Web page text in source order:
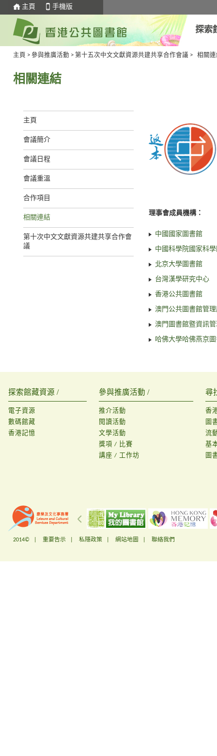
主頁 手機版
探索
主頁 > 參與推廣活動 > 第十五次中文文獻資源共建共享合作會議 > 相關連
相關連結
主頁
會議簡介
會議日程
會議重溫
合作項目
相關連結
第十次中文文獻資源共建共享合作會
議
理事會成員機構：
中國國家圖書館
中國科學院國家科
北京大學圖書館
台灣漢學研究中心
香港公共圖書館
澳門公共圖書館管
澳門圖書館暨資訊
哈佛大學哈佛燕京
探索館藏資源 /
電子資源
數碼館藏
香港記憶
參與推廣活動 /
推介活動
閱讀活動
文學活動
獎項 / 比賽
講座 / 工作坊
尋
香
圖
流
基
圖
2014© | 重要告示 私隱政策 網站地圖 聯絡我們